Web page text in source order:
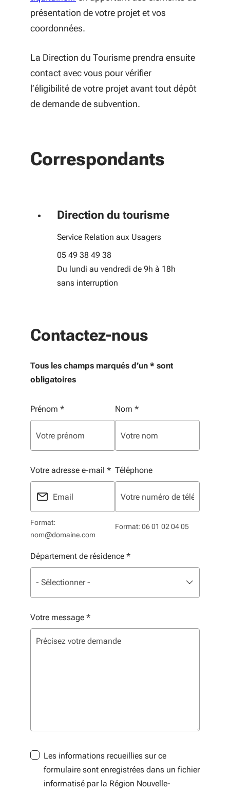
présentation de votre projet et vos
coordonnées.
La Direction du Tourisme prendra ensuite
contact avec vous pour vérifier
l’éligibilité de votre projet avant tout dépôt
de demande de subvention.
Correspondants
Direction du tourisme
Service Relation aux Usagers
05 49 38 49 38
Du lundi au vendredi de 9h à 18h
sans interruption
Contactez-nous
Tous les champs marqués d’un * sont
obligatoires
Vos informations personnelles
Prénom * Nom *
Votre adresse e-mail *
Format:
nom@domaine.com
Téléphone
Format: 06 01 02 04 05
Département de résidence *
- Sélectionner -
Votre message *
Les informations recueillies sur ce
formulaire sont enregistrées dans un fichier
informatisé par la Région Nouvelle-